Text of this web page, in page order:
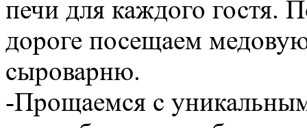
печи для каждого гостя.
дороге посещаем
сыроварню.
-Прощаемся с